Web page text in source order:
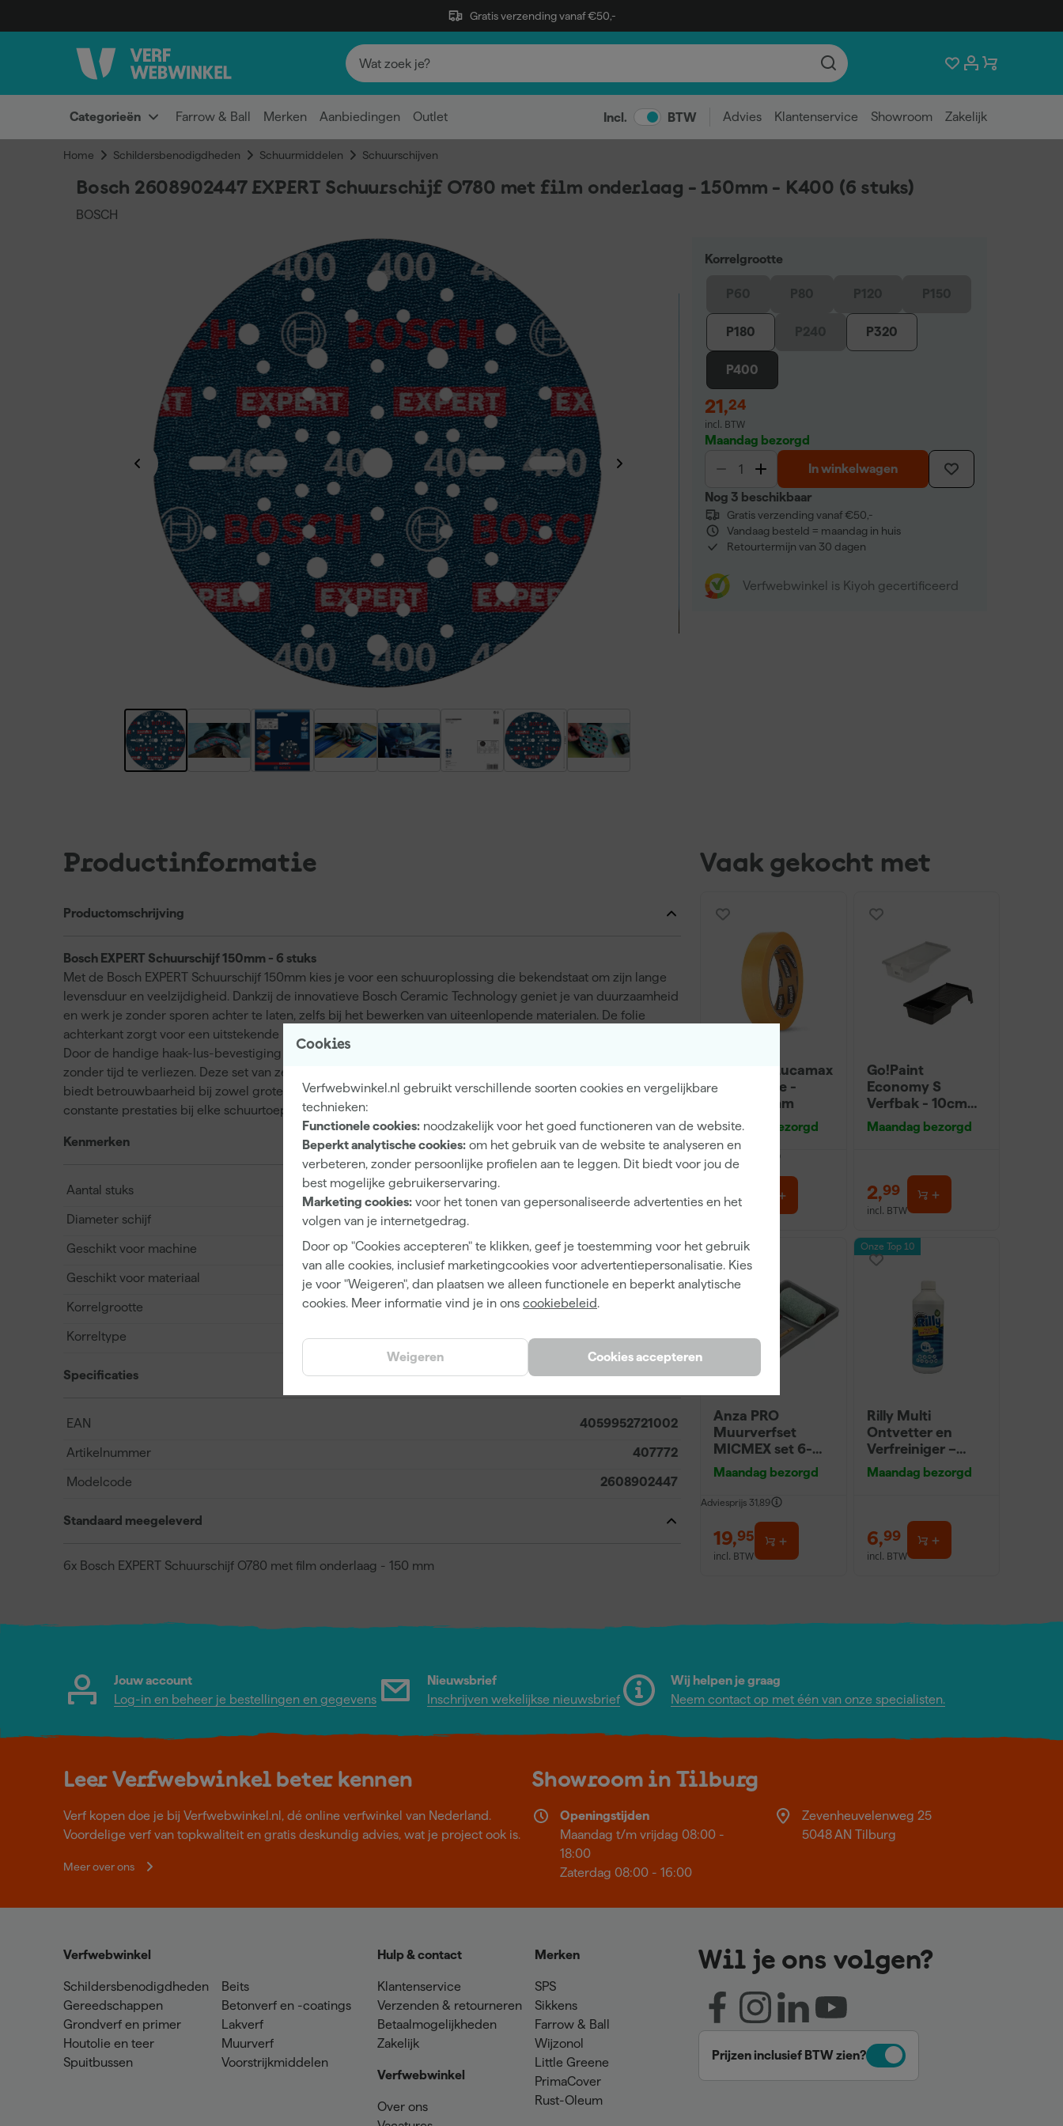
Gratis verzending vanaf €50,-
Categorieën Farrow & Ball Merken Aanbiedingen Outlet Incl. BTW Advies Klantenservice Showroom Zakelijk
Home Schildersbenodigdheden Schuurmiddelen Schuurschijven
Cookies
Verfwebwinkel.nl gebruikt verschillende soorten cookies en vergelijkbare
technieken:
Functionele cookies: noodzakelijk voor het goed functioneren van de website.
Beperkt analytische cookies: om het gebruik van de website te analyseren en
verbeteren, zonder persoonlijke profielen aan te leggen. Dit biedt voor jou de
best mogelijke gebruikerservaring.
Marketing cookies: voor het tonen van gepersonaliseerde advertenties en het
volgen van je internetgedrag.
Door op "Cookies accepteren" te klikken, geef je toestemming voor het gebruik
van alle cookies, inclusief marketingcookies voor advertentiepersonalisatie. Kies
je voor "Weigeren", dan plaatsen we alleen functionele en beperkt analytische
cookies. Meer informatie vind je in ons cookiebeleid.
Cookies accepteren
Weigeren
Bosch 2608902447 EXPERT Schuurschijf O780 met film onderlaag - 150mm - K400 (6 stuks)
BOSCH
Korrelgrootte
P180 P320
P400
21,24
incl. BTW
Maandag bezorgd
In winkelwagen
Nog 3 beschikbaar
Gratis verzending vanaf €50,-
Vandaag besteld = maandag in huis
Retourtermijn van 30 dagen
Verfwebwinkel is Kiyoh gecertificeerd
Productinformatie
Productomschrijving
Bosch EXPERT Schuurschijf 150mm - 6 stuks
Met de Bosch EXPERT Schuurschijf 150mm kies je voor een schuuroplossing die bekendstaat om zijn lange
levensduur en veelzijdigheid. Dankzij de innovatieve Bosch Ceramic Technology geniet je van duurzaamheid
en werk je zonder sporen achter te laten, zelfs bij het bewerken van uiteenlopende materialen. De folie
achterkant zorgt voor een uitstekende materiaalafname en levert continu een mooie, gelijkmatige afwerking.
Door de handige haak-lus-bevestiging wissel je snel van schuurschijf en ga je direct weer aan de slag,
zonder tijd te verliezen. Deze set van zes schijven is ideaal voor gebruik op excentrische schuurmachines en
biedt betrouwbaarheid bij zowel grote als kleine klussen. Kies voor professionele resultaten en geniet van
constante prestaties bij elke schuurtoepassing.
Kenmerken
Aantal stuks
Diameter schijf
Geschikt voor machine Excentrische schuurmachine
Geschikt voor materiaal Hout, Verf
Korrelgrootte
Korreltype Zeer Fijn
Specificaties
EAN 4059952721002
Artikelnummer 407772
Modelcode 2608902447
Standaard meegeleverd
6x Bosch EXPERT Schuurschijf O780 met film onderlaag - 150 mm
Vaak gekocht met
Paintura Lucamax
Washi tape -
50mx24mm
Maandag bezorgd
Adviesprijs
3,
incl. BTW
Go!Paint
Economy S
Verfbak - 10cm
Roller - 15 x 32 cm
+ 5 inzetbakken
Maandag bezorgd
2,99
incl. BTW
Anza PRO
Muurverfset
MICMEX set 6-
delig
Maandag bezorgd
Adviesprijs 31,89
19,95
incl. BTW
Onze Top 10
Rilly Multi
Ontvetter en
Verfreiniger –
0,5L
Maandag bezorgd
6,99
incl. BTW
Jouw account
Log-in en beheer je bestellingen en gegevens
Nieuwsbrief
Inschrijven wekelijkse nieuwsbrief
Wij helpen je graag
Neem contact op met één van onze specialisten.
Leer Verfwebwinkel beter kennen
Verf kopen doe je bij Verfwebwinkel.nl, dé online verfwinkel van Nederland.
Voordelige verf van topkwaliteit en gratis deskundig advies, wat je project ook is.
Meer over ons
Showroom in Tilburg
Openingstijden
Maandag t/m vrijdag 08:00 -
18:00
Zaterdag 08:00 - 16:00
Zevenheuvelenweg 25
5048 AN Tilburg
Verfwebwinkel
Schildersbenodigdheden
Gereedschappen
Grondverf en primer
Houtolie en teer
Spuitbussen
Beits
Betonverf en -coatings
Lakverf
Muurverf
Voorstrijkmiddelen
Hulp & contact
Klantenservice
Verzenden & retourneren
Betaalmogelijkheden
Zakelijk
Verfwebwinkel
Over ons
Merken
SPS
Sikkens
Farrow & Ball
Wijzonol
Little Greene
PrimaCover
Rust-Oleum
Wil je ons volgen?
Prijzen inclusief BTW zien?